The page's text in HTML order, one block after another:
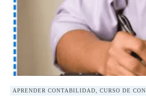
APRENDER CONTABILIDAD CURSO DE